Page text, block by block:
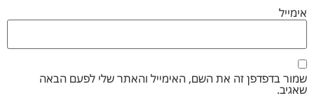
אימייל
שמור בדפדפן זה את השם, האימייל והאתר שלי לפעם הבאה
שאגיב.